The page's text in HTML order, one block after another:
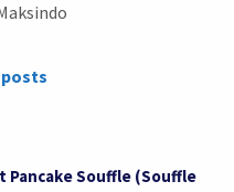
Pancake Souffle (Souffle